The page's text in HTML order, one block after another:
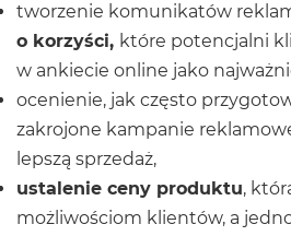
tworzenie komunikatów
o korzyści, które potencjalni
w ankiecie online jako
ocenienie, jak często
zakrojone kampanie
lepszą sprzedaż,
ustalenie ceny produktu,
możliwościom klientów, a